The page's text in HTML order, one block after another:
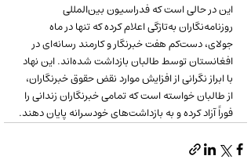
این در حالی است که فدراسیون بین‌المللی
روزنامه‌نگاران به‌تازگی اعلام کرده که تنها در ماه
جولای، دست‌کم هفت خبرنگار و کارمند رسانه‌ای در
افغانستان توسط طالبان بازداشت شده‌اند. این نهاد
با ابراز نگرانی از افزایش موارد نقض حقوق خبرنگاران،
از طالبان خواسته است که تمامی خبرنگاران زندانی را
فوراً آزاد کرده و به بازداشت‌های خودسرانه پایان دهند.